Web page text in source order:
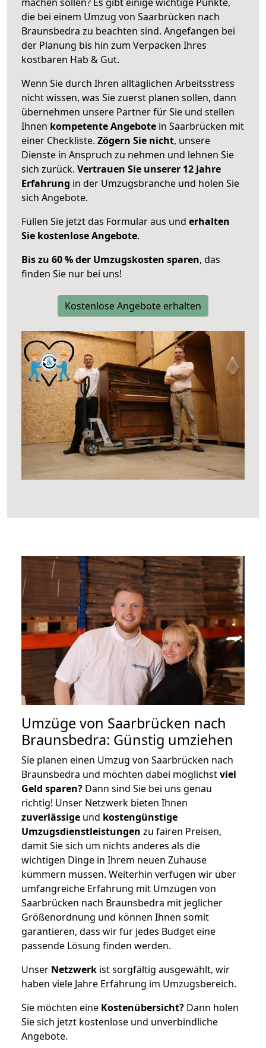
die bei einem Umzug von Saarbrücken nach
Braunsbedra zu beachten sind. Angefangen bei
der Planung bis hin zum Verpacken Ihres
kostbaren Hab & Gut.
Wenn Sie durch Ihren alltäglichen Arbeitsstress
nicht wissen, was Sie zuerst planen sollen, dann
übernehmen unsere Partner für Sie und stellen
Ihnen kompetente Angebote in Saarbrücken mit
einer Checkliste. Zögern Sie nicht, unsere
Dienste in Anspruch zu nehmen und lehnen Sie
sich zurück. Vertrauen Sie unserer 12 Jahre
Erfahrung in der Umzugsbranche und holen Sie
sich Angebote.
Füllen Sie jetzt das Formular aus und erhalten
Sie kostenlose Angebote.
Bis zu 60 % der Umzugskosten sparen, das
finden Sie nur bei uns!
Kostenlose Angebote erhalten
Umzüge von Saarbrücken nach
Braunsbedra: Günstig umziehen
Sie planen einen Umzug von Saarbrücken nach
Braunsbedra und möchten dabei möglichstviel
Geld sparen? Dann sind Sie bei uns genau
richtig! Unser Netzwerk bieten Ihnen
zuverlässige und kostengünstige
Umzugsdienstleistungen zu fairen Preisen,
damit Sie sich um nichts anderes als die
wichtigen Dinge in Ihrem neuen Zuhause
kümmern müssen. Weiterhin verfügen wir über
umfangreiche Erfahrung mit Umzügen von
Saarbrücken nach Braunsbedra mit jeglicher
Größenordnung und können Ihnen somit
garantieren, dass wir für jedes Budget eine
passende Lösung finden werden.
Unser Netzwerk ist sorgfältig ausgewählt, wir
haben viele Jahre Erfahrung im Umzugsbereich.
Sie möchten eine Kostenübersicht? Dann holen
Sie sich jetzt kostenlose und unverbindliche
Angebote.